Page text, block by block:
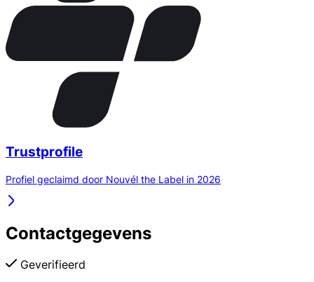
Trustprofile
Profiel geclaimd door Nouvél the Label in 2026
Contactgegevens
Geverifieerd